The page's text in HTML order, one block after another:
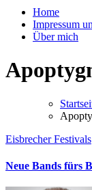
Home
Impressum
Über mich
EisbrecherFestivals
Neue Bands fürs